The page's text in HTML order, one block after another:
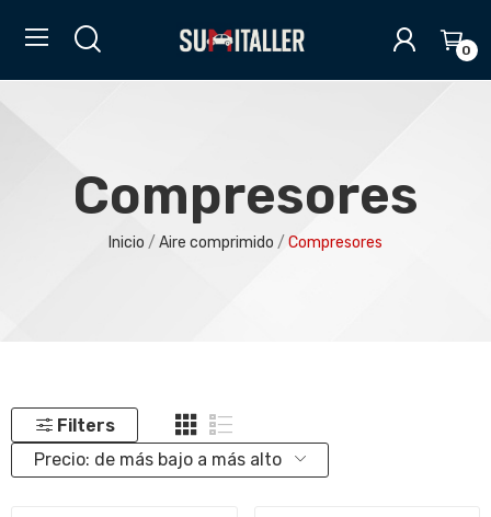
0
Compresores
Inicio Aire comprimido Compresores
Filters
Precio: de más bajo a más alto